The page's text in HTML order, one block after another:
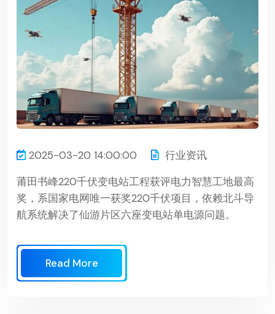
2025-03-20 14:00:00
行业资讯
莆田书峰220千伏变电站工程获评电力智慧工地最高
奖，系国家电网唯一获奖220千伏项目，依赖北斗导
航系统解决了仙游片区六座变电站单电源问题。
Read More